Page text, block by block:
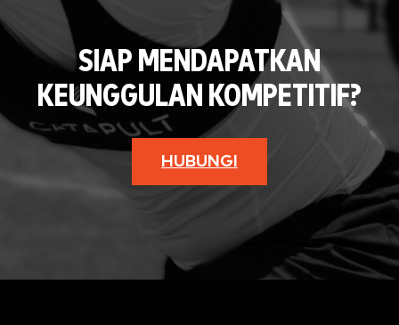
SIAP MENDAPATKAN
KEUNGGULAN KOMPETITIF?
HUBUNGI